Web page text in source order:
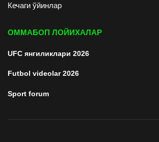
Кечаги ўйинлар
ОММАБОП ЛОЙИХАЛАР
UFC янгиликлари 2026
Futbol videolar 2026
Sport forum